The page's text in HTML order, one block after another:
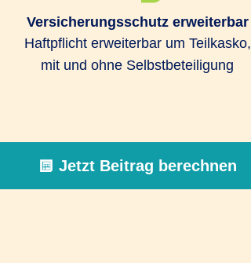
Versicherungsschutz erweiterbar
Haftpflicht erweiterbar um Teilkasko,
mit und ohne Selbstbeteiligung
Jetzt Beitrag berechnen